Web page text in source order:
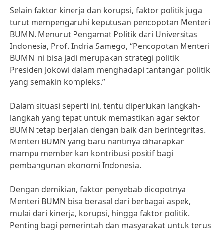
Selain faktor kinerja dan korupsi, faktor politik juga
turut mempengaruhi keputusan pencopotan Menteri
BUMN. Menurut Pengamat Politik dari Universitas
Indonesia, Prof. Indria Samego, “Pencopotan Menteri
BUMN ini bisa jadi merupakan strategi politik
Presiden Jokowi dalam menghadapi tantangan politik
yang semakin kompleks.”
Dalam situasi seperti ini, tentu diperlukan langkah-
langkah yang tepat untuk memastikan agar sektor
BUMN tetap berjalan dengan baik dan berintegritas.
Menteri BUMN yang baru nantinya diharapkan
mampu memberikan kontribusi positif bagi
pembangunan ekonomi Indonesia.
Dengan demikian, faktor penyebab dicopotnya
Menteri BUMN bisa berasal dari berbagai aspek,
mulai dari kinerja, korupsi, hingga faktor politik.
Penting bagi pemerintah dan masyarakat untuk terus